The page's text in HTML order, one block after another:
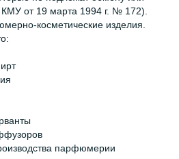
КМУ от 19 марта 1994 г. № 172).
косметические изделия.
парфюмерии